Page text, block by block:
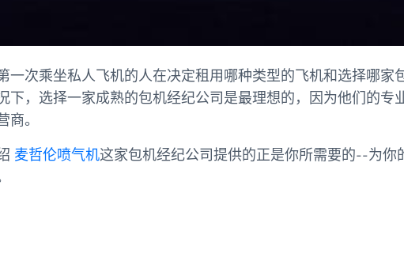
一次乘坐私人飞机的人在决定租用哪种类型的飞机和选择哪家
下，选择一家成熟的包机经纪公司是最理想的，因为他们的专
商。
麦哲伦喷气机这家包机经纪公司提供的正是你所需要的--为你